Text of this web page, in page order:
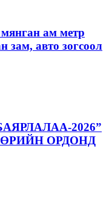
ам метр
зам, авто зогсоол
2026”
ОРДОНД